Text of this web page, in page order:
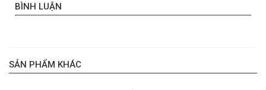
BÌNH LUẬN
SẢN PHẨM KHÁC